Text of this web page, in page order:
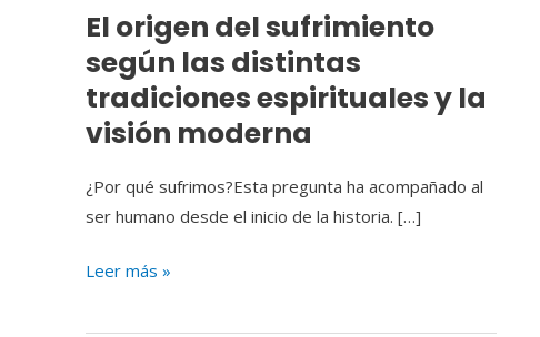
El origen del sufrimiento
según las distintas
tradiciones espirituales y la
visión moderna
¿Por qué sufrimos?Esta pregunta ha acompañado al
ser humano desde el inicio de la historia. […]
y
la
visión
moderna
Leer más »